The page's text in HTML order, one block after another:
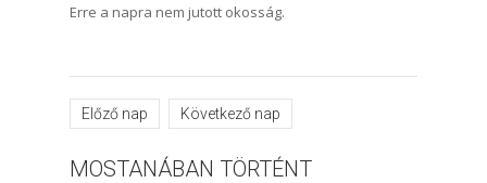
Erre a napra nem jutott okosság.
Előző nap Következő nap
MOSTANÁBAN TÖRTÉNT